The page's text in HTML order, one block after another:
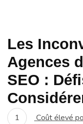
Les
Agences
SEO :
Coût élevé